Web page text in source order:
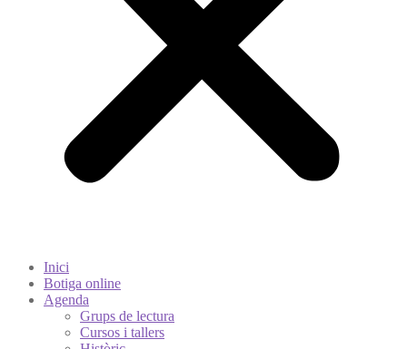
Inici
Botiga online
Agenda
Grups de lectura
Cursos i tallers